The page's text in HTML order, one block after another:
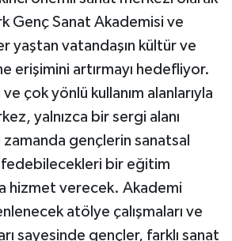
Genç Sanat Akademisi ve
yaştan vatandaşın kültür ve
erişimini artırmayı hedefliyor.
çok yönlü kullanım alanlarıyla
yalnızca bir sergi alanı
zamanda gençlerin sanatsal
bir eğitim
hizmet verecek. Akademi
atölye çalışmaları ve
sayesinde gençler, farklı sanat